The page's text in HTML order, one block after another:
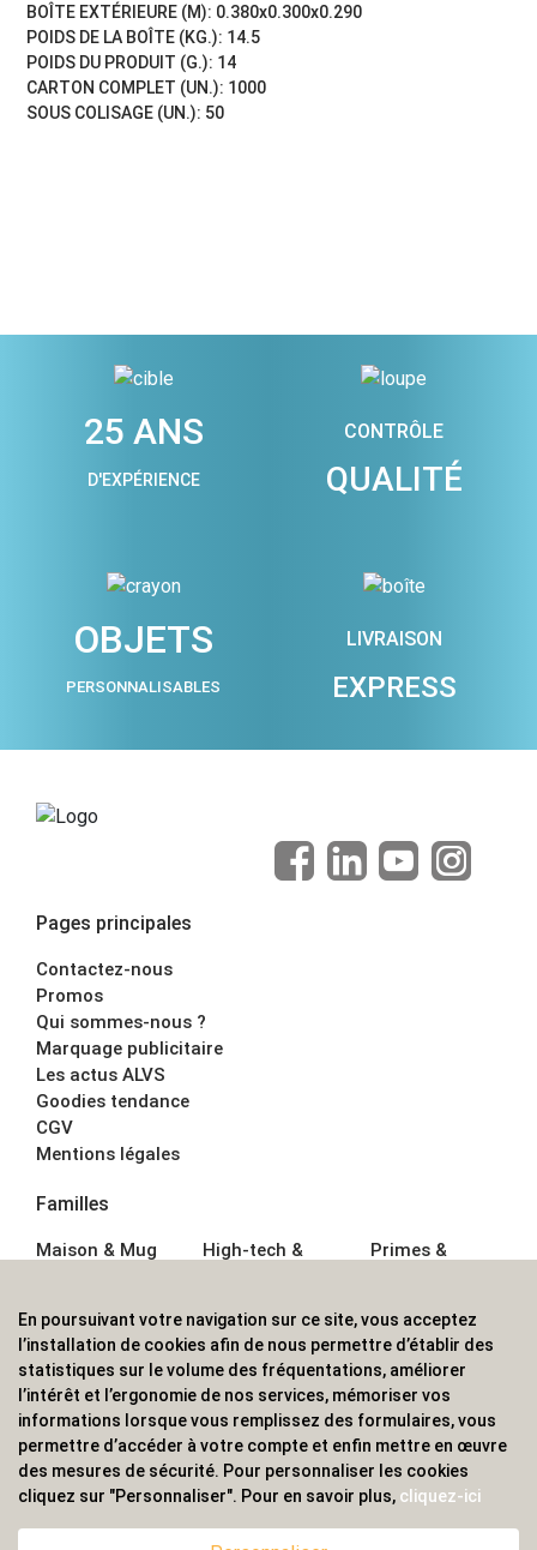
BOÎTE EXTÉRIEURE (M): 0.380x0.300x0.290
POIDS DE LA BOÎTE (KG.): 14.5
POIDS DU PRODUIT (G.): 14
CARTON COMPLET (UN.): 1000
SOUS COLISAGE (UN.): 50
25 ANS
D'EXPÉRIENCE
CONTRÔLE
QUALITÉ
OBJETS
PERSONNALISABLES
LIVRAISON
EXPRESS
Pages principales
Contactez-nous
Promos
Qui sommes-nous ?
Marquage publicitaire
Les actus ALVS
Goodies tendance
CGV
Mentions légales
Familles
Maison & Mug
Écriture
Bagagerie sacs
High-tech &
Sport &
Outdoor
Enfant
Primes &
Boisson
Textile &
Casquette
Accessoires de
ALVS, fournisseur d'objets publicitaires, pour les
professionnels. Une implantation nationale, une
couverture internationale.
En poursuivant votre navigation sur ce site, vous acceptez
l’installation de cookies afin de nous permettre d’établir des
statistiques sur le volume des fréquentations, améliorer
l’intérêt et l’ergonomie de nos services, mémoriser vos
informations lorsque vous remplissez des formulaires, vous
permettre d’accéder à votre compte et enfin mettre en œuvre
des mesures de sécurité. Pour personnaliser les cookies
cliquez sur "Personnaliser". Pour en savoir plus, cliquez-ici